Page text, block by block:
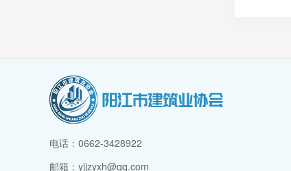
电话：0662-3428922
邮箱：yjjzyxh@qq.com